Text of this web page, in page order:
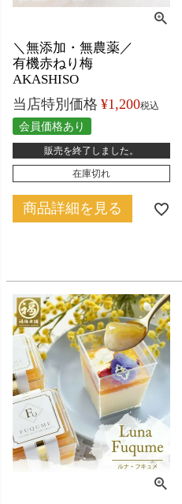
＼無添加・無農薬／
有機赤ねり梅
AKASHISO
当店特別価格 ¥1,200税込
会員価格あり
販売を終了しました。
在庫切れ
商品詳細を見る